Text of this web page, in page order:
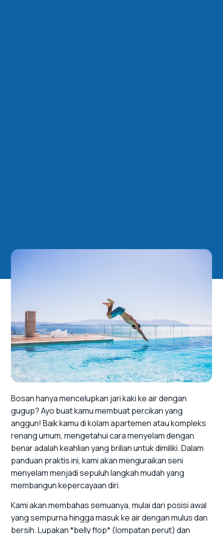
Bosan hanya mencelupkan jari kaki ke air dengan
gugup? Ayo buat kamu membuat percikan yang
anggun! Baik kamu di kolam apartemen atau kompleks
renang umum, mengetahui cara menyelam dengan
benar adalah keahlian yang brilian untuk dimiliki. Dalam
panduan praktis ini, kami akan menguraikan seni
menyelam menjadi sepuluh langkah mudah yang
membangun kepercayaan diri.
Kami akan membahas semuanya, mulai dari posisi awal
yang sempurna hingga masuk ke air dengan mulus dan
bersih. Lupakan *belly flop* (lompatan perut) dan